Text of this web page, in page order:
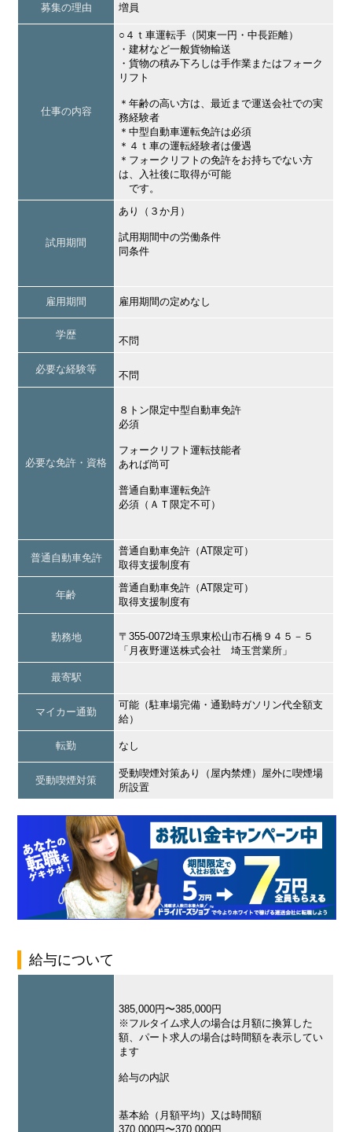
募集の理由 増員
仕事の内容
○４ｔ車運転手（関東一円・中長距離）
・建材など一般貨物輸送
・貨物の積み下ろしは手作業またはフォーク
リフト
＊年齢の高い方は、最近まで運送会社での実
務経験者
＊中型自動車運転免許は必須
＊４ｔ車の運転経験者は優遇
＊フォークリフトの免許をお持ちでない方
は、入社後に取得が可能
です。
試用期間
あり（３か月）
試用期間中の労働条件
同条件
雇用期間 雇用期間の定めなし
学歴
不問
必要な経験等
不問
必要な免許・資格
８トン限定中型自動車免許
必須
フォークリフト運転技能者
あれば尚可
普通自動車運転免許
必須（ＡＴ限定不可）
普通自動車免許
普通自動車免許（AT限定可）
取得支援制度有
年齢
普通自動車免許（AT限定可）
取得支援制度有
勤務地
〒355-0072埼玉県東松山市石橋９４５－５
「月夜野運送株式会社 埼玉営業所」
最寄駅
マイカー通勤
可能（駐車場完備・通勤時ガソリン代全額支
給）
転勤 なし
受動喫煙対策
受動喫煙対策あり（屋内禁煙）屋外に喫煙場
所設置
給与について
385,000円〜385,000円
※フルタイム求人の場合は月額に換算した
額、パート求人の場合は時間額を表示してい
ます
給与の内訳
基本給（月額平均）又は時間額
370,000円〜370,000円